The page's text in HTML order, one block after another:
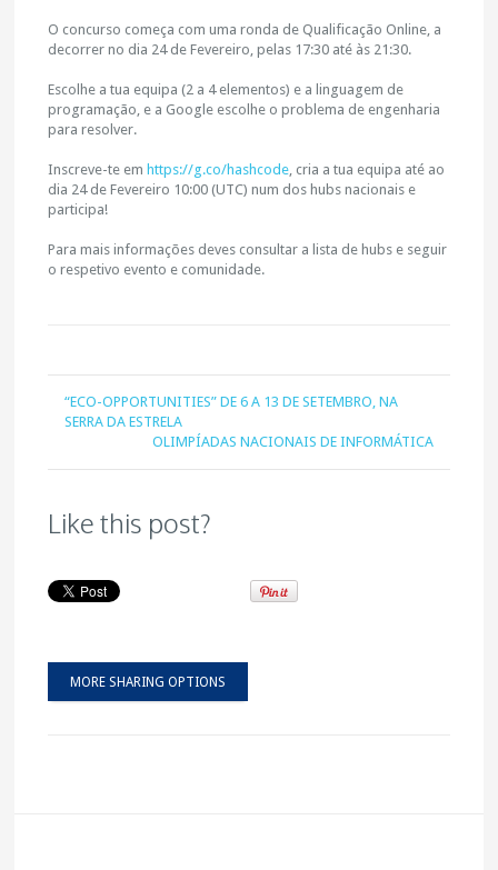
O concurso começa com uma ronda de Qualificação Online, a
decorrer no dia 24 de Fevereiro, pelas 17:30 até às 21:30.
Escolhe a tua equipa (2 a 4 elementos) e a linguagem de
programação, e a Google escolhe o problema de engenharia
para resolver.
Inscreve-te em https://g.co/hashcode, cria a tua equipa até ao
dia 24 de Fevereiro 10:00 (UTC) num dos hubs nacionais e
participa!
Para mais informações deves consultar a lista de hubs e seguir
o respetivo evento e comunidade.
“ECO-OPPORTUNITIES” DE 6 A 13 DE SETEMBRO, NA
SERRA DA ESTRELA
OLIMPÍADAS NACIONAIS DE INFORMÁTICA
Like this post?
MORE SHARING OPTIONS